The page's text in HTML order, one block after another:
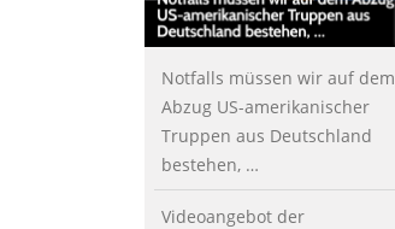
Notfalls müssen wir auf dem
Abzug US-amerikanischer
Truppen aus Deutschland
bestehen, …
Videoangebot der